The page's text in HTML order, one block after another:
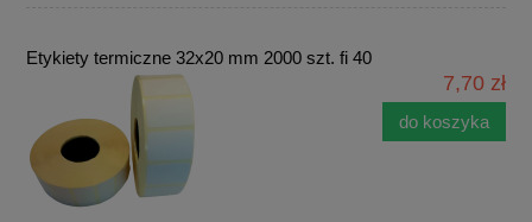
Etykiety termiczne 32x20 mm 2000 szt. fi 40
7,70 zł
do koszyka